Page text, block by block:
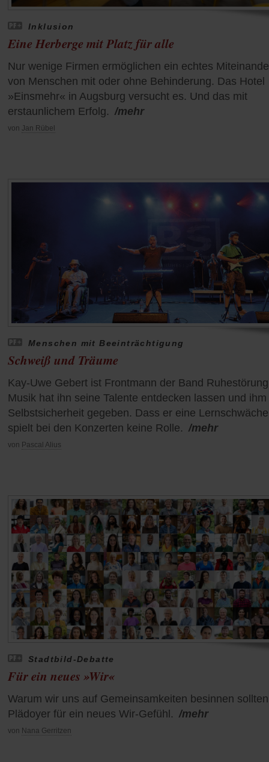
Inklusion
Eine Herberge mit Platz für alle
Nur wenige Firmen ermöglichen ein echtes
von Menschen mit oder ohne Behinderung. Das Hotel
»Einsmehr« in Augsburg versucht es. Und das mit
erstaunlichem Erfolg. /mehr
von Jan Rübel
Menschen mit Beeinträchtigung
Schweiß und Träume
Kay-Uwe Gebert ist Frontmann der Band
Musik hat ihn seine Talente entdecken lassen und ihm
Selbstsicherheit gegeben. Dass er eine
spielt bei den Konzerten keine Rolle. /mehr
von Pascal Alius
Stadtbild-Debatte
Für ein neues »Wir«
Warum wir uns auf Gemeinsamkeiten besinnen
Plädoyer für ein neues Wir-Gefühl. /mehr
von Nana Gerritzen